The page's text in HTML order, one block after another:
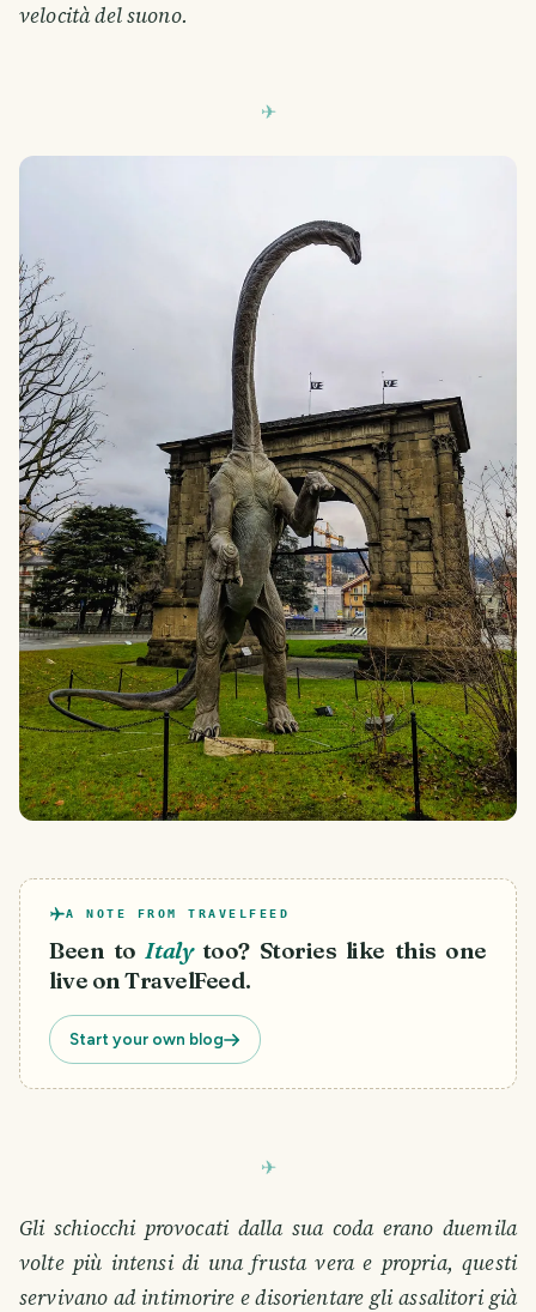
velocità del suono.
A NOTE FROM TRAVELFEED
Been to Italy too? Stories like this one
live on TravelFeed.
Start your own blog
Gli schiocchi provocati dalla sua coda erano duemila
volte più intensi di una frusta vera e propria, questi
servivano ad intimorire e disorientare gli assalitori già